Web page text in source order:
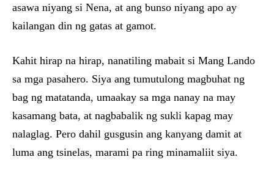
asawa niyang si Nena, at ang bunso niyang apo ay
kailangan din ng gatas at gamot.
Kahit hirap na hirap, nanatiling mabait si Mang Lando
sa mga pasahero. Siya ang tumutulong magbuhat ng
bag ng matatanda, umaakay sa mga nanay na may
kasamang bata, at nagbabalik ng sukli kapag may
nalaglag. Pero dahil gusgusin ang kanyang damit at
luma ang tsinelas, marami pa ring minamaliit siya.